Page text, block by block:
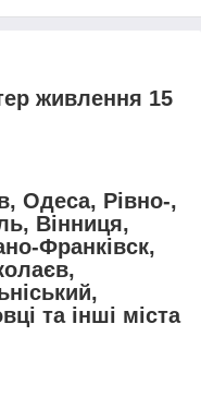
живлення 15
Одеса, Рівно-,
Вінниця,
Франківск,
та інші міста